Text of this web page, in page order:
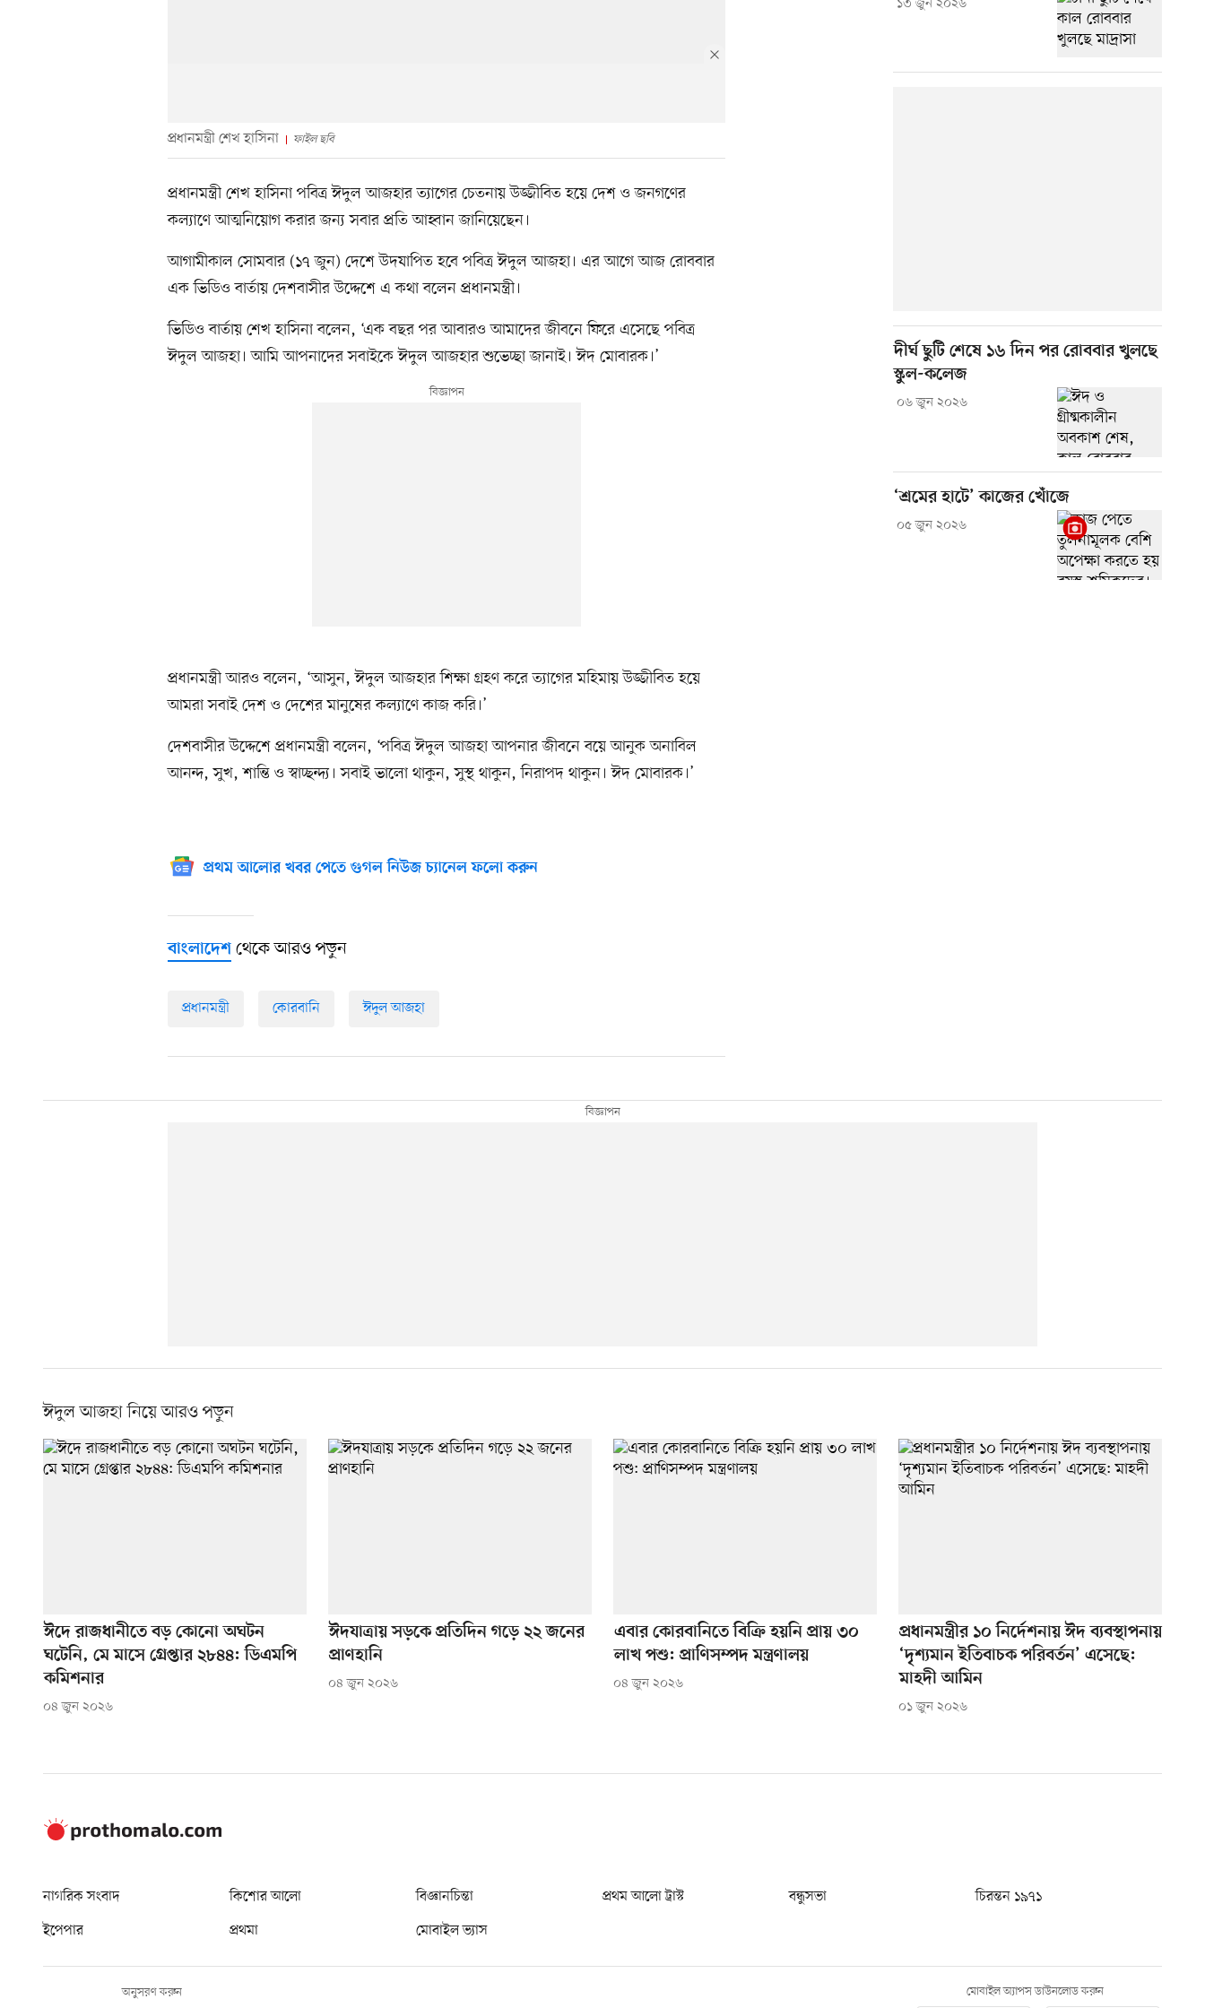
প্রধানমন্ত্রী শেখ হাসিনা ফাইল ছবি
প্রধানমন্ত্রী শেখ হাসিনা পবিত্র ঈদুল আজহার ত্যাগের চেতনায় উজ্জীবিত হয়ে দেশ ও জনগণের
কল্যাণে আত্মনিয়োগ করার জন্য সবার প্রতি আহ্বান জানিয়েছেন।
আগামীকাল সোমবার (১৭ জুন) দেশে উদযাপিত হবে পবিত্র ঈদুল আজহা। এর আগে আজ রোববার
এক ভিডিও বার্তায় দেশবাসীর উদ্দেশে এ কথা বলেন প্রধানমন্ত্রী।
ভিডিও বার্তায় শেখ হাসিনা বলেন, ‘এক বছর পর আবারও আমাদের জীবনে ফিরে এসেছে পবিত্র
ঈদুল আজহা। আমি আপনাদের সবাইকে ঈদুল আজহার শুভেচ্ছা জানাই। ঈদ মোবারক।’
প্রধানমন্ত্রী আরও বলেন, ‘আসুন, ঈদুল আজহার শিক্ষা গ্রহণ করে ত্যাগের মহিমায় উজ্জীবিত হয়ে
আমরা সবাই দেশ ও দেশের মানুষের কল্যাণে কাজ করি।’
দেশবাসীর উদ্দেশে প্রধানমন্ত্রী বলেন, ‘পবিত্র ঈদুল আজহা আপনার জীবনে বয়ে আনুক অনাবিল
আনন্দ, সুখ, শান্তি ও স্বাচ্ছন্দ্য। সবাই ভালো থাকুন, সুস্থ থাকুন, নিরাপদ থাকুন। ঈদ মোবারক।’
প্রথম আলোর খবর পেতে গুগল নিউজ চ্যানেল ফলো করুন
বাংলাদেশ থেকে আরও পড়ুন
প্রধানমন্ত্রী কোরবানি ঈদুল আজহা
১৩ জুন ২০২৬
দীর্ঘ ছুটি শেষে ১৬ দিন পর রোববার খুলছে
স্কুল-কলেজ
০৬ জুন ২০২৬
‘শ্রমের হাটে’ কাজের খোঁজে
০৫ জুন ২০২৬
ঈদুল আজহা নিয়ে আরও পড়ুন
ঈদে রাজধানীতে বড় কোনো অঘটন
ঘটেনি, মে মাসে গ্রেপ্তার ২৮৪৪: ডিএমপি
কমিশনার
০৪ জুন ২০২৬
ঈদযাত্রায় সড়কে প্রতিদিন গড়ে ২২ জনের
প্রাণহানি
০৪ জুন ২০২৬
এবার কোরবানিতে বিক্রি হয়নি প্রায় ৩০
লাখ পশু: প্রাণিসম্পদ মন্ত্রণালয়
০৪ জুন ২০২৬
প্রধানমন্ত্রীর ১০ নির্দেশনায় ঈদ ব্যবস্থাপনায়
‘দৃশ্যমান ইতিবাচক পরিবর্তন’ এসেছে:
মাহদী আমিন
০১ জুন ২০২৬
নাগরিক সংবাদ কিশোর আলো বিজ্ঞানচিন্তা প্রথম আলো ট্রাস্ট বন্ধুসভা
চিরন্তন ১৯৭১
ইপেপার
প্রথমা মোবাইল ভ্যাস
অনুসরণ করুন মোবাইল অ্যাপস ডাউনলোড করুন